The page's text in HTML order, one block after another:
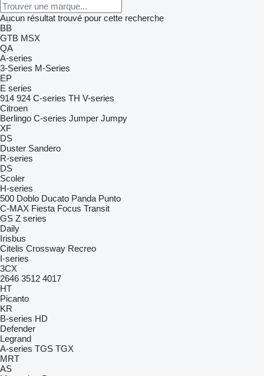
Aucun résultat trouvé pour cette recherche
BB
GTB MSX
QA
A-series
3-Series M-Series
EP
E series
914 924 C-series TH V-series
Citroen
Berlingo C-series Jumper Jumpy
XF
DS
Duster Sandero
R-series
DS
Scoler
H-series
500 Doblo Ducato Panda Punto
C-MAX Fiesta Focus Transit
GS Z series
Daily
Irisbus
Citelis Crossway Recreo
I-series
3CX
2646 3512 4017
HT
Picanto
KR
B-series HD
Defender
Legrand
A-series TGS TGX
MRT
AS